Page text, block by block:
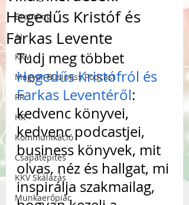
Branding
AI
KKV
Magyar Business Podcast
PR
HR
Kommunikáció
Csapatépítés
KKV Skálázás
Munkaerőpiac
Hegedűs Kristóf és
Farkas Levente
Tudj meg többet
Hegedűs Kristófról és
Farkas Leventéről:
kedvenc könyvei,
kedvenc podcastjei,
business könyvek, mit
olvas, néz és hallgat, mi
inspirálja szakmailag,